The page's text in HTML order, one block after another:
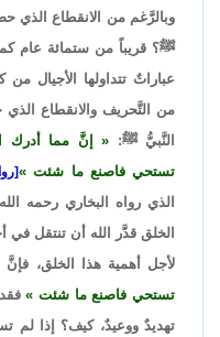
وبالرَّغم من الانقطاع الذي
ﷺ؟ قريباً من ستمائة عام
عباراتٌ تتداولها الأجيال
من التَّحريف والانقطاع
النَّبيُّ ﷺ:
إنَّ مما أدرك
تستحي فاصنع ما شئت
الذي رواه البخاري رحمه
الخلق قدَّر الله أن تنتقل في
لأجل أهمية هذا الخلق،
تستحي فاصنع ما شئت
فقد
تهديدٌ ووعيدٌ، كيف؟ إذا لم